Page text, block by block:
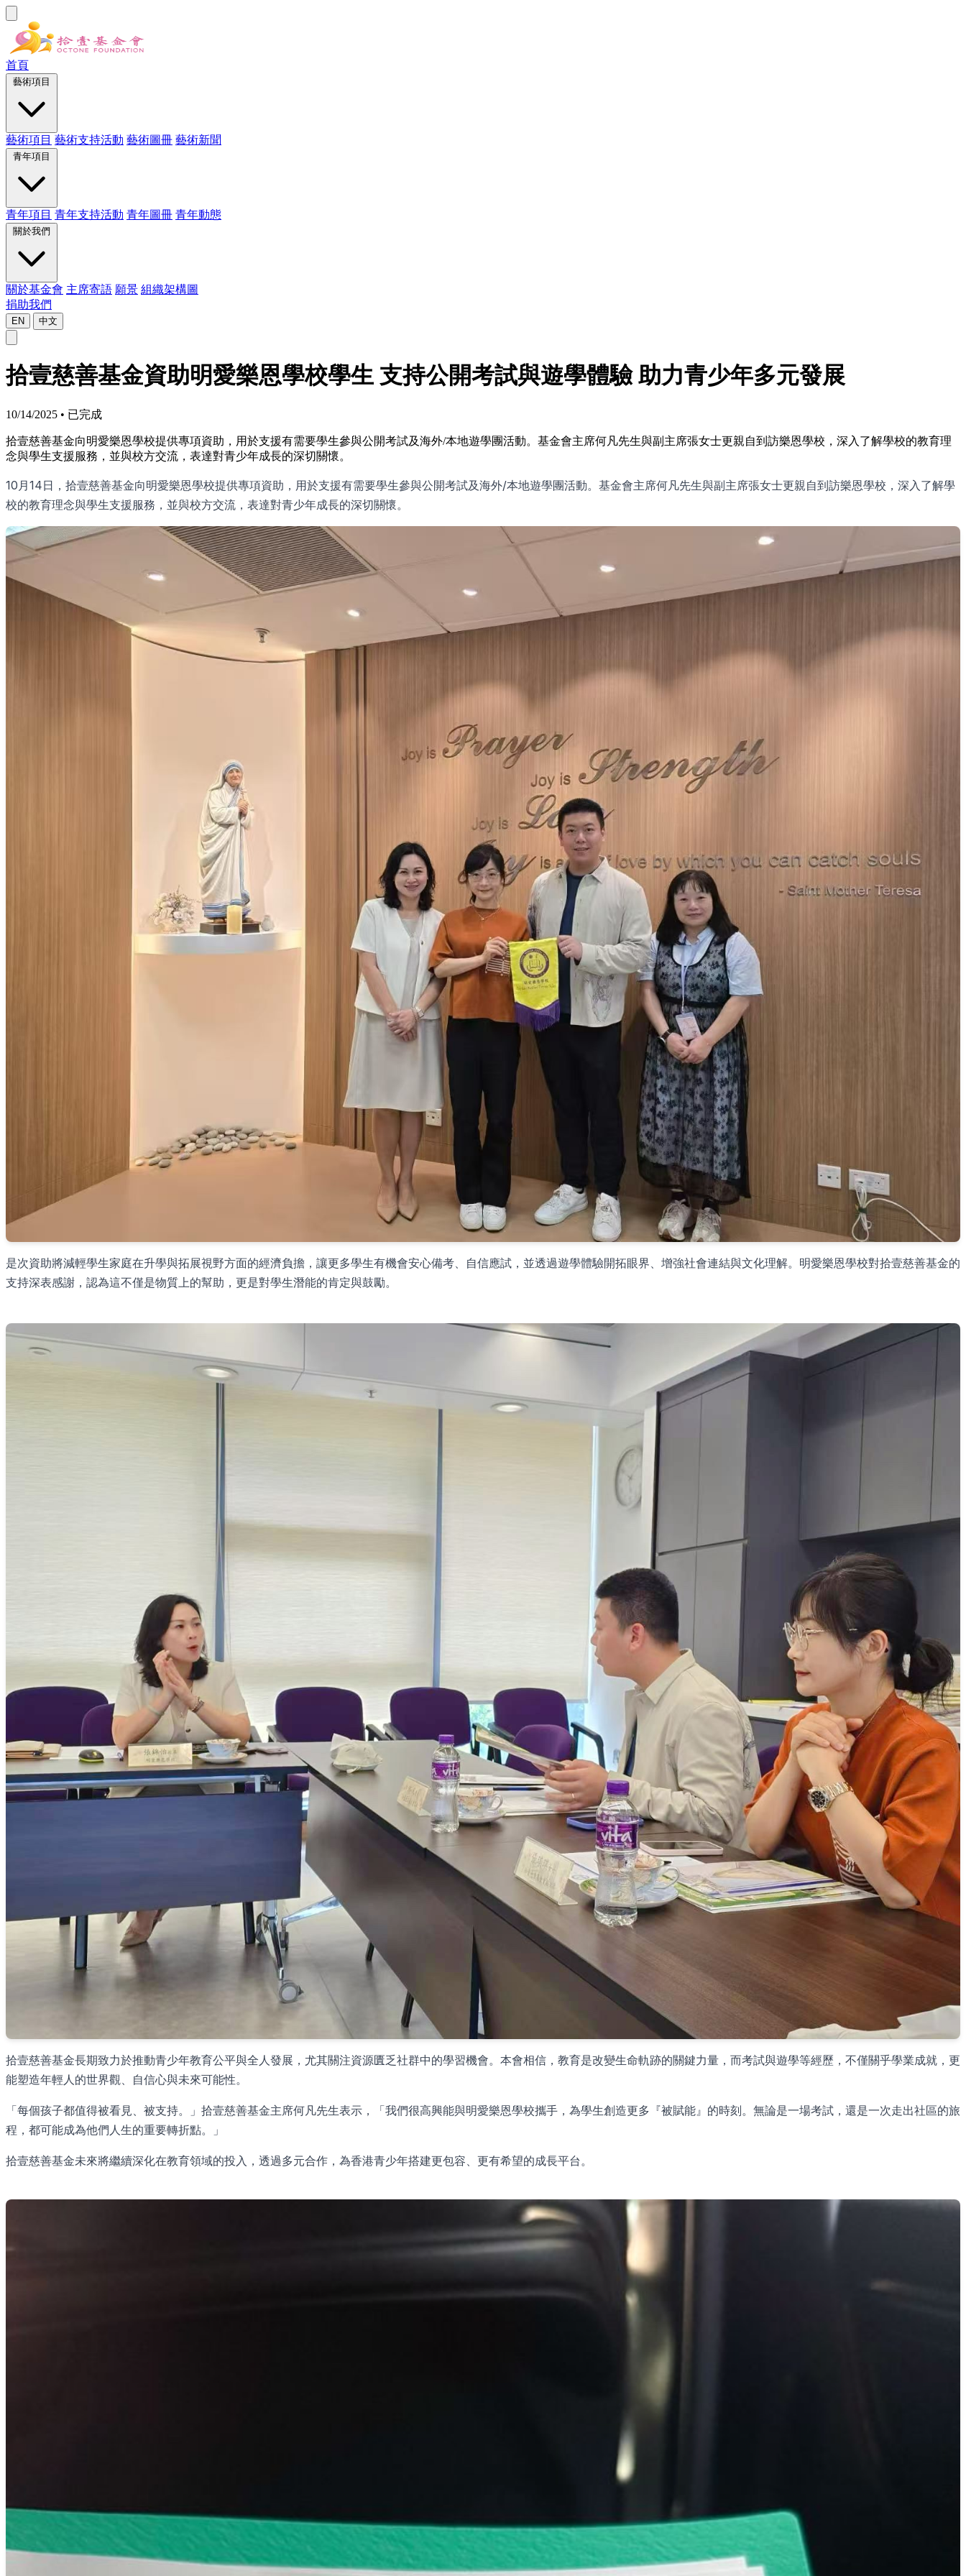
首頁
藝術項目 藝術支持活動 藝術圖冊 藝術新聞
青年項目 青年支持活動 青年圖冊 青年動態
關於基金會 主席寄語 願景 組織架構圖
捐助我們
EN 中文
拾壹慈善基金資助明愛樂恩學校學生 支持公開考試與遊學體驗 助力青少年多元發展
10/14/2025 • 已完成
拾壹慈善基金向明愛樂恩學校提供專項資助，用於支援有需要學生參與公開考試及海外/本地遊學團活動。基金會主席何凡先生與副主席張女士更親自到訪樂恩學校，深入了解學校的教育理
念與學生支援服務，並與校方交流，表達對青少年成長的深切關懷。
10月14日，拾壹慈善基金向明愛樂恩學校提供專項資助，用於支援有需要學生參與公開考試及海外/本地遊學團活動。基金會主席何凡先生與副主席張女士更親自到訪樂恩學校，深入了解學
校的教育理念與學生支援服務，並與校方交流，表達對青少年成長的深切關懷。
是次資助將減輕學生家庭在升學與拓展視野方面的經濟負擔，讓更多學生有機會安心備考、自信應試，並透過遊學體驗開拓眼界、增強社會連結與文化理解。明愛樂恩學校對拾壹慈善基金的
支持深表感謝，認為這不僅是物質上的幫助，更是對學生潛能的肯定與鼓勵。
拾壹慈善基金長期致力於推動青少年教育公平與全人發展，尤其關注資源匱乏社群中的學習機會。本會相信，教育是改變生命軌跡的關鍵力量，而考試與遊學等經歷，不僅關乎學業成就，更
能塑造年輕人的世界觀、自信心與未來可能性。
「每個孩子都值得被看見、被支持。」拾壹慈善基金主席何凡先生表示，「我們很高興能與明愛樂恩學校攜手，為學生創造更多『被賦能』的時刻。無論是一場考試，還是一次走出社區的旅
程，都可能成為他們人生的重要轉折點。」
拾壹慈善基金未來將繼續深化在教育領域的投入，透過多元合作，為香港青少年搭建更包容、更有希望的成長平台。